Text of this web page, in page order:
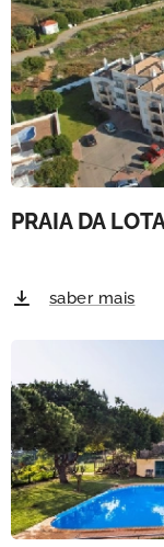
PRAIA DA
saber mais